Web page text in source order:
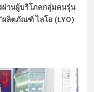
ผ่านผู้บริโภคกลุ่มคนรุ่น
ลิตภัณฑ์ ไลโอ (LYO)